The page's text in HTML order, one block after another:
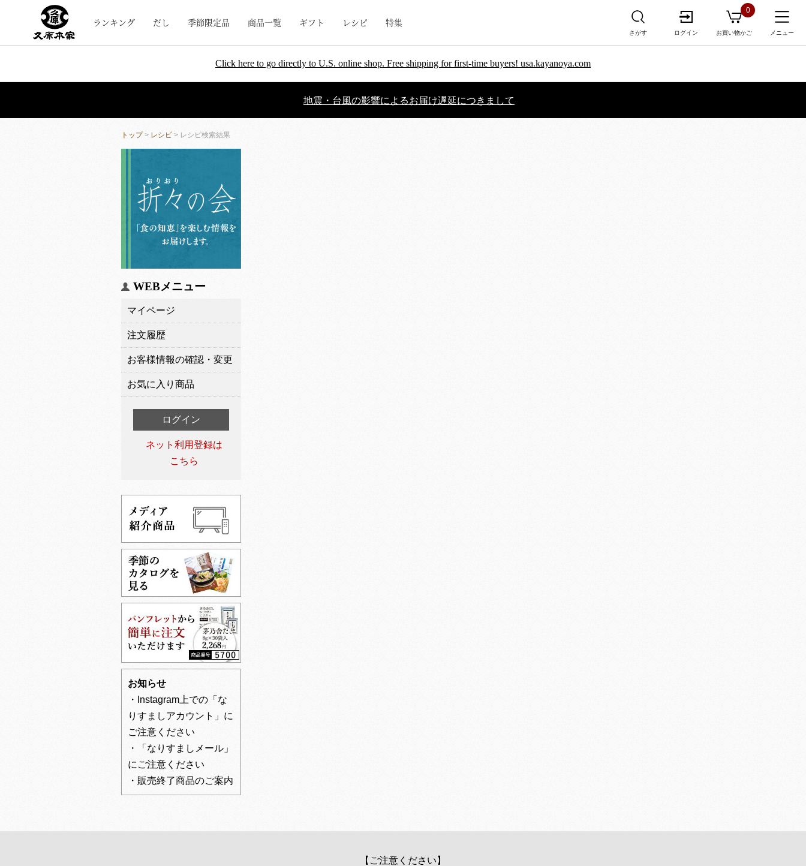
ランキング だし 季節限定品 商品一覧 ギフト レシピ 特集
さがす ログイン お買い物かご
0
メニュー
Click here to go directly to U.S. online shop. Free shipping for first-time buyers! usa.kayanoya.com
地震・台風の影響によるお届け遅延につきまして
トップ> レシピ > レシピ検索結果
WEBメニュー
マイページ
注文履歴
お客様情報の確認・変更
お気に入り商品
ログイン
ネット利用登録は
こちら
お知らせ
・Instagram上での「な
りすましアカウント」に
ご注意ください
・「なりすましメール」
にご注意ください
・販売終了商品のご案内
【ご注意ください】